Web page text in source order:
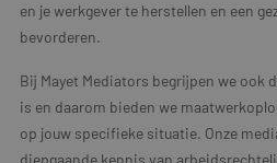
en je werkgever te herstellen en een
bevorderen.
Bij Mayet Mediators begrijpen we ook
is en daarom bieden we
op jouw specifieke situatie. Onze
diepgaande kennis van